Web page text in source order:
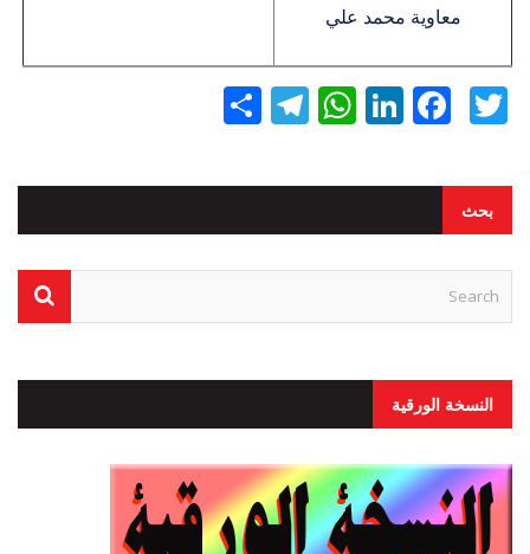
معاوية محمد علي
Twitter
Facebook
LinkedIn
WhatsApp
Telegram
بحث
النسخة الورقية